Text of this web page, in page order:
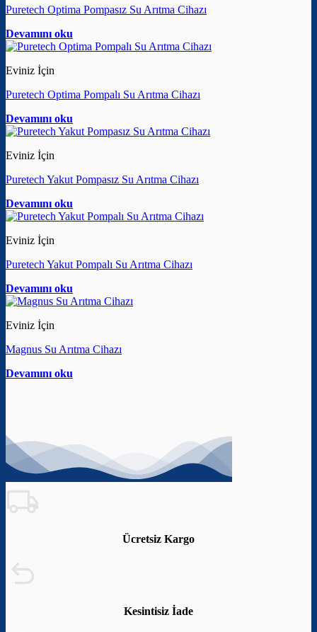
Puretech Optima Pompasız Su Arıtma Cihazı
Devamını oku
Eviniz İçin
Puretech Optima Pompalı Su Arıtma Cihazı
Devamını oku
Eviniz İçin
Puretech Yakut Pompasız Su Arıtma Cihazı
Devamını oku
Eviniz İçin
Puretech Yakut Pompalı Su Arıtma Cihazı
Devamını oku
Eviniz İçin
Magnus Su Arıtma Cihazı
Devamını oku
Ücretsiz Kargo
Kesintisiz İade